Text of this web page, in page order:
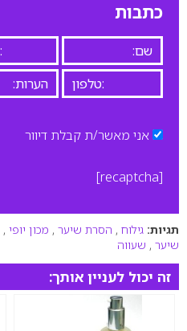
כתבות
אני מאשר/ת קבלת דיוור
[recaptcha]
תגיות: גילוח , הסרת שיער , מכון יופי ,
שיער , שעווה
זה יכול לעניין אותך: